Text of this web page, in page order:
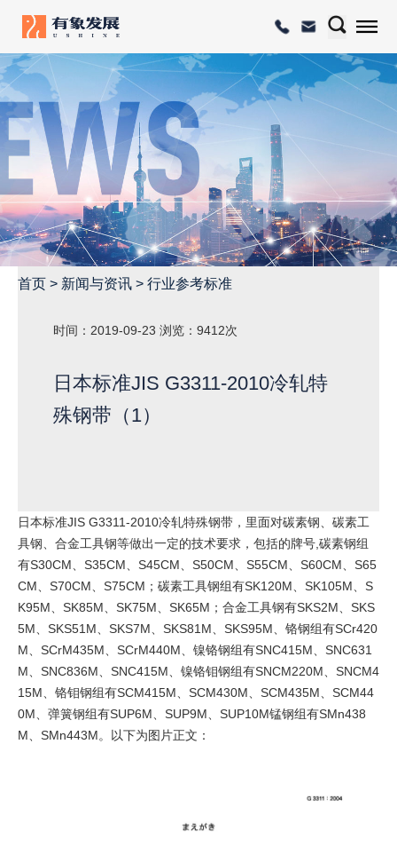
首页 > 新闻与资讯 > 行业参考标准
时间：2019-09-23 浏览：9412次
日本标准JIS G3311-2010冷轧特
殊钢带（1）
日本标准JIS G3311-2010冷轧特殊钢带，里面对碳素钢、碳素工
具钢、合金工具钢等做出一定的技术要求，包括的牌号,碳素钢组
有S30CM、S35CM、S45CM、S50CM、S55CM、S60CM、S65
CM、S70CM、S75CM；碳素工具钢组有SK120M、SK105M、S
K95M、SK85M、SK75M、SK65M；合金工具钢有SKS2M、SKS
5M、SKS51M、SKS7M、SKS81M、SKS95M、铬钢组有SCr420
M、SCrM435M、SCrM440M、镍铬钢组有SNC415M、SNC631
M、SNC836M、SNC415M、镍铬钼钢组有SNCM220M、SNCM4
15M、铬钼钢组有SCM415M、SCM430M、SCM435M、SCM44
0M、弹簧钢组有SUP6M、SUP9M、SUP10M锰钢组有SMn438
M、SMn443M。以下为图片正文：